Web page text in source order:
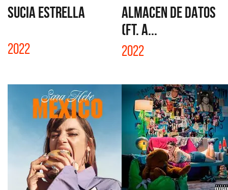
SUCIA ESTRELLA
2022
ALMACEN DE DATOS
(FT. A...
2022